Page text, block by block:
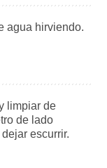
agua hirviendo.
limpiar de
de lado
escurrir.